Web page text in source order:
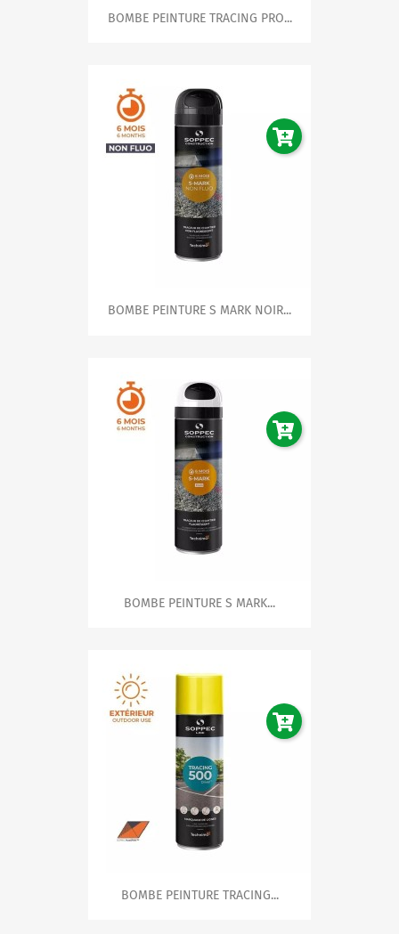
BOMBE PEINTURE TRACING PRO...
BOMBE PEINTURE S MARK NOIR...
BOMBE PEINTURE S MARK...
BOMBE PEINTURE TRACING...